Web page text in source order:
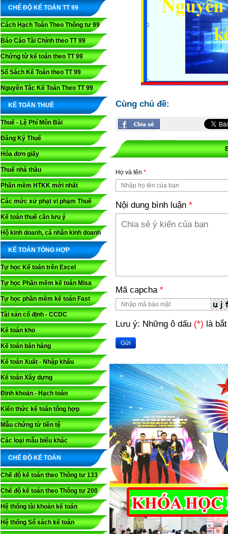
CHẾ ĐỘ KẾ TOÁN TT 99
Cách Hạch Toán Theo Thông tư 99
Báo Cáo Tài Chính theo TT 99
Chứng từ kế toán theo TT 99
Sổ Sách Kế Toán theo TT 99
Nguyên Tắc Kế Toán Theo TT 99
KẾ TOÁN THUẾ
Thuế - Lệ Phí Môn Bài
Đăng Ký Thuế
Hóa đơn giấy
Thuế nhà thầu
Phần mềm HTKK mới nhất
Các mức xử phạt vi phạm Thuế
Kế toán thuế cần lưu ý
Hộ kinh doanh, cá nhân kinh doanh
KẾ TOÁN TỔNG HỢP
Tự học Kế toán trên Excel
Tự học Phần mềm kế toán Misa
Tự học phần mềm kế toán Fast
Tài sản cố định - CCDC
Kế toán kho
Kế toán bán hàng
Kế toán Xuất - Nhập khẩu
Kế toán Xây dựng
Định khoản - Hạch toán
Kiến thức kế toán tổng hợp
Mẫu chứng từ tiền tệ
Các loại mẫu biểu khác
CHẾ ĐỘ KẾ TOÁN
Chế độ kế toán theo Thông tư 133
Chế độ kế toán theo Thông tư 200
Hệ thống tài khoản kế toán
Hệ thống Sổ sách kế toán
Cùng chủ đề:
Họ và tên *
Nội dung bình luận *
Mã capcha *
Lưu ý: Những ô dấu (*) là
Gửi